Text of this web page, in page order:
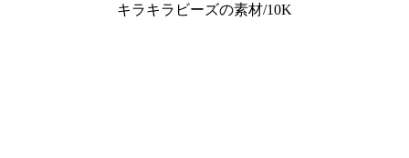
キラキラビーズの素材/10K